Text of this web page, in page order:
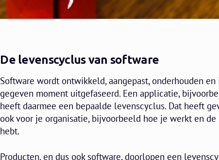
De levenscyclus van software
Software wordt ontwikkeld, aangepast, onderhouden
gegeven moment uitgefaseerd. Een applicatie,
heeft daarmee een bepaalde levenscyclus. Dat heeft
ook voor je organisatie, bijvoorbeeld hoe je werkt en
hebt.
Producten, en dus ook software, doorlopen een